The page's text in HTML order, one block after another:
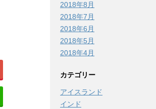
2018年8月
2018年7月
2018年6月
2018年5月
2018年4月
カテゴリー
アイスランド
インド